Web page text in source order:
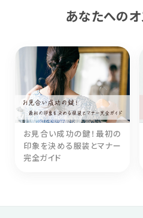
あなたへの
お見合い成功の鍵！最初の
印象を決める服装とマナー
完全ガイド